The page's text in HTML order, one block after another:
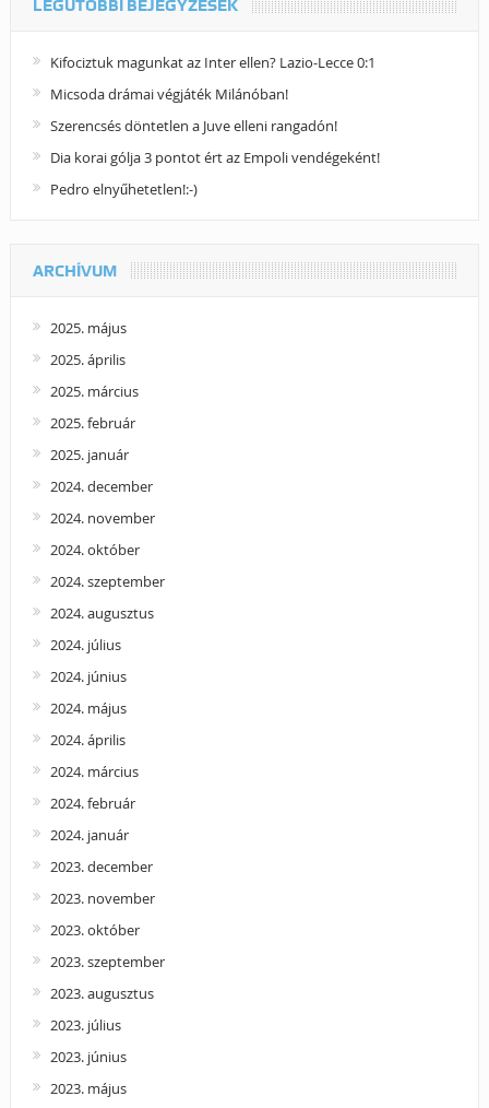
LEGUTÓBBI BEJEGYZÉSEK
Kifociztuk magunkat az Inter ellen? Lazio-Lecce 0:1
Micsoda drámai végjáték Milánóban!
Szerencsés döntetlen a Juve elleni rangadón!
Dia korai gólja 3 pontot ért az Empoli vendégeként!
Pedro elnyűhetetlen!:-)
ARCHÍVUM
2025. május
2025. április
2025. március
2025. február
2025. január
2024. december
2024. november
2024. október
2024. szeptember
2024. augusztus
2024. július
2024. június
2024. május
2024. április
2024. március
2024. február
2024. január
2023. december
2023. november
2023. október
2023. szeptember
2023. augusztus
2023. július
2023. június
2023. május